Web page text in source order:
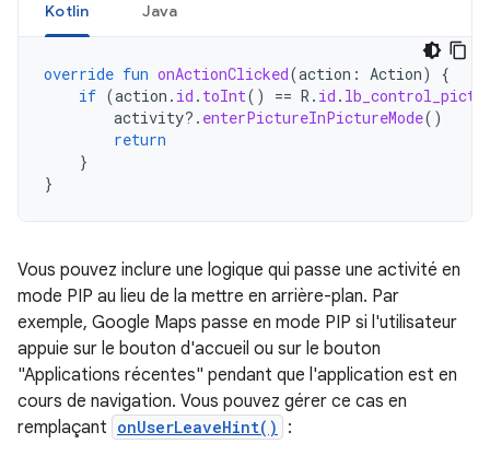
Kotlin Java
override fun onActionClicked(action : Action)
{
if (action . id . toInt() == R . id .
activity?. enterPictureInPictureMode()
return
}
}
Vous pouvez inclure une logique qui passe une activité en
mode PIP au lieu de la mettre en arrière-plan. Par
exemple, Google Maps passe en mode PIP si l'utilisateur
appuie sur le bouton d'accueil ou sur le bouton
"Applications récentes" pendant que l'application est en
cours de navigation. Vous pouvez gérer ce cas en
remplaçant onUserLeaveHint() :